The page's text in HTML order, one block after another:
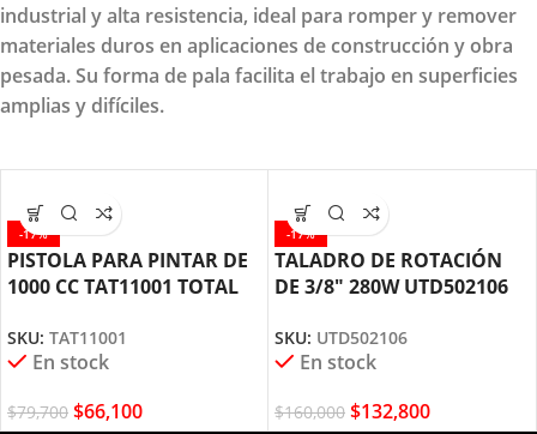
industrial y alta resistencia, ideal para romper y remover
materiales duros en aplicaciones de construcción y obra
pesada. Su forma de pala facilita el trabajo en superficies
amplias y difíciles.
-17%
PISTOLA PARA PINTAR DE
1000 CC TAT11001 TOTAL
SKU: TAT11001
En stock
$79,700 $66,100
-17%
TALADRO DE ROTACIÓN
DE 3/8″ 280W UTD502106
SKU: UTD502106
En stock
$160,000 $132,800